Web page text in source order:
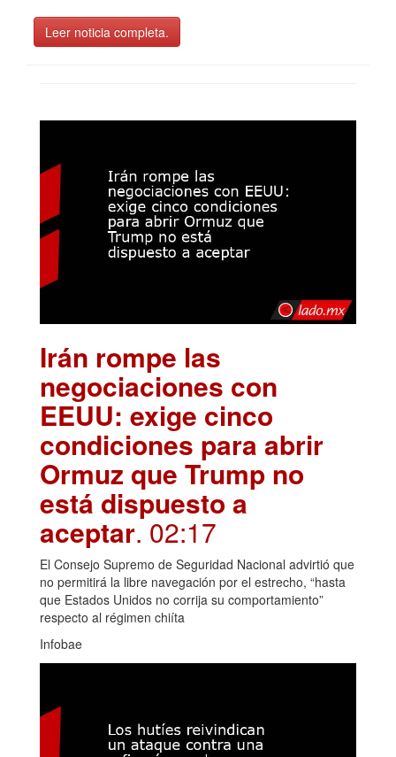
Leer noticia completa.
Irán rompe las
negociaciones con
EEUU: exige cinco
condiciones para abrir
Ormuz que Trump no
está dispuesto a
aceptar. 02:17
El Consejo Supremo de Seguridad Nacional advirtió que
no permitirá la libre navegación por el estrecho, “hasta
que Estados Unidos no corrija su comportamiento”
respecto al régimen chiíta
Infobae